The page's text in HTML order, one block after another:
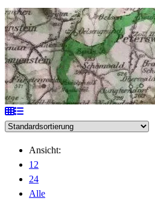
durchsuchen
Ansicht:
12
24
Alle